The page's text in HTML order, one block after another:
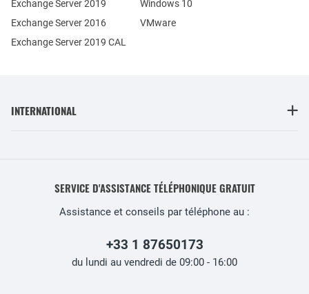
Exchange Server 2019
Exchange Server 2016
Exchange Server 2019 CAL
Windows 10
VMware
INTERNATIONAL
SERVICE D'ASSISTANCE TÉLÉPHONIQUE GRATUIT
Assistance et conseils par téléphone au :
+33 1 87650173
du lundi au vendredi de 09:00 - 16:00